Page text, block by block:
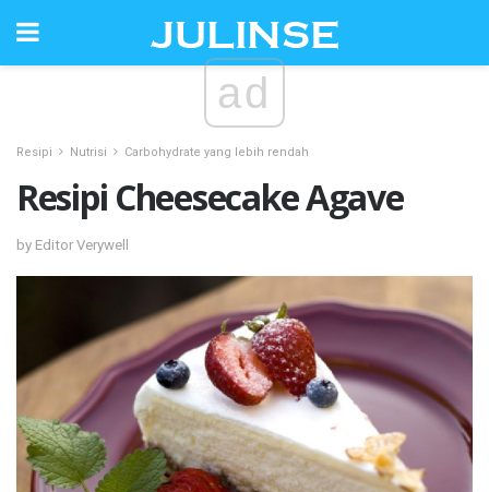
ad
Resipi Nutrisi Carbohydrate yang lebih rendah
Resipi Cheesecake Agave
by Editor Verywell